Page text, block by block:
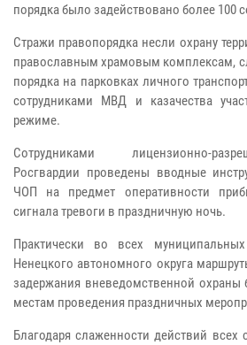
порядка было задействовано более 100
Стражи правопорядка несли охрану
православным храмовым комплексам,
порядка на парковках личного
сотрудниками МВД и казачества
режиме.
Сотрудниками лицензионно-
Росгвардии проведены вводные
ЧОП на предмет оперативности
сигнала тревоги в праздничную ночь.
Практически во всех
Ненецкого автономного округа
задержания вневедомственной
местам проведения праздничных
Благодаря слаженности действий